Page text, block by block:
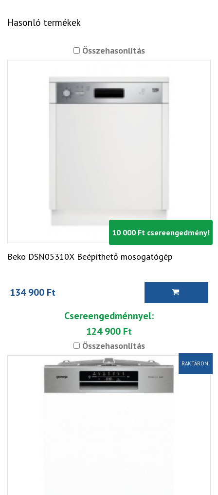
Hasonló termékek
Összehasonlítás
10 000 Ft csereengedmény!
Beko DSN05310X Beépíthető mosogatógép
134 900 Ft
Csereengedménnyel:
124 900 Ft
Összehasonlítás
RAKTÁRON!